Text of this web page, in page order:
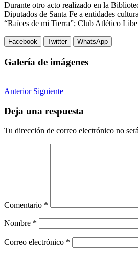
Durante otro acto realizado en la
Diputados de Santa Fe a entidades
“Raíces de mi Tierra”; Club Atlético
Facebook Twitter WhatsApp
Galería de imágenes
Anterior Siguiente
Deja una respuesta
Tu dirección de correo electrónico no
Comentario *
Nombre *
Correo electrónico *